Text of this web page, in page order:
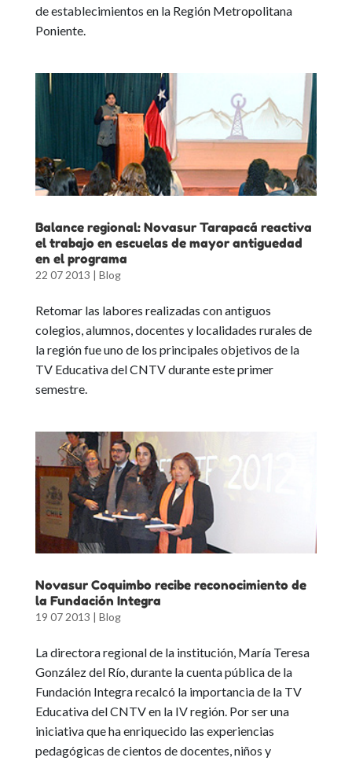
de establecimientos en la Región Metropolitana
Poniente.
Balance regional: Novasur Tarapacá reactiva
el trabajo en escuelas de mayor antiguedad
en el programa
22 07 2013 | Blog
Retomar las labores realizadas con antiguos
colegios, alumnos, docentes y localidades rurales de
la región fue uno de los principales objetivos de la
TV Educativa del CNTV durante este primer
semestre.
Novasur Coquimbo recibe reconocimiento de
la Fundación Integra
19 07 2013 | Blog
La directora regional de la institución, María Teresa
González del Río, durante la cuenta pública de la
Fundación Integra recalcó la importancia de la TV
Educativa del CNTV en la IV región. Por ser una
iniciativa que ha enriquecido las experiencias
pedagógicas de cientos de docentes, niños y